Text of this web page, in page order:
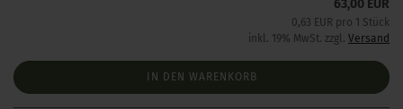
63,00 EUR
0,63 EUR pro 1 Stück
inkl. 19% MwSt. zzgl. Versand
IN DEN WARENKORB